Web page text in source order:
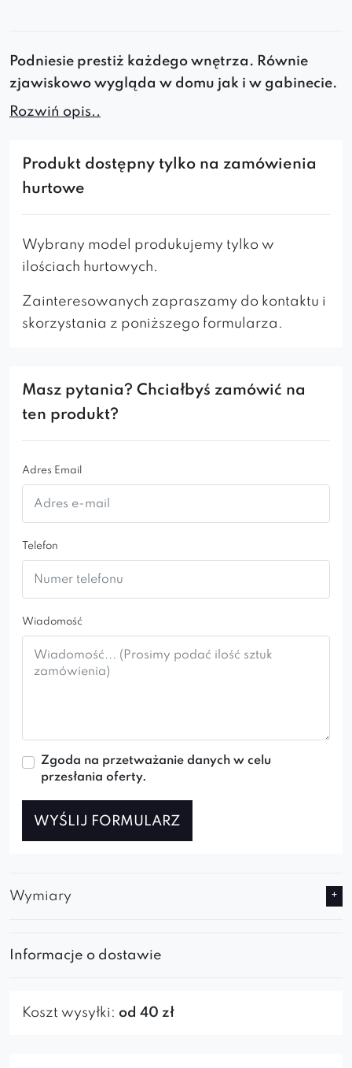
Podniesie prestiż każdego wnętrza. Równie
zjawiskowo wygląda w domu jak i w gabinecie.
Krzesło Lisa ideal gold.
wpasowująca sie w styl glamour Lisa ideal gold
zachwyca także jakością wykonania i dbałością
poczują się komfortowo. Całości dopełniają
wygodne siedzisko i piękne złote nogi wykonane
z wytrzymałego metalu. Polecane zarówno do
stylowych restauracji, nowoczesnych gabinetów
długie lata, ten model jest właśnie dla Ciebie.
Rozwiń opis..
Produkt dostępny tylko na zamówienia
hurtowe
Wybrany model produkujemy tylko w
ilościach hurtowych.
Zainteresowanych zapraszamy do kontaktu i
skorzystania z poniższego formularza.
Masz pytania? Chciałbyś zamówić na
ten produkt?
Adres Email
Telefon
Wiadomość
Zgoda na przetważanie danych w celu
przesłania oferty.
WYŚLIJ FORMULARZ
Wymiary
Informacje o dostawie
Koszt wysyłki: od 40 zł